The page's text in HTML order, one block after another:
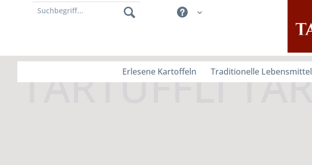
Erlesene Kartoffeln Traditionelle Lebensmittel